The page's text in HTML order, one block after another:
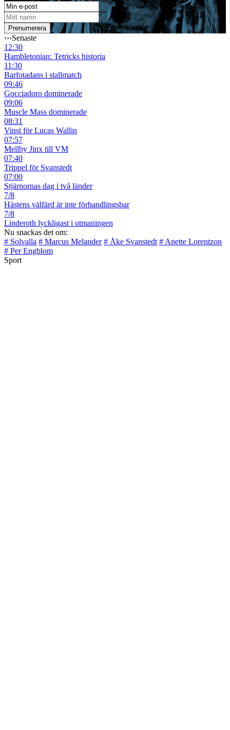
›››Senaste
12:30
Hambletonian: Tetricks historia
11:30
Barfotadans i stallmatch
09:46
Gocciadoro dominerade
09:06
Muscle Mass dominerade
08:31
Vinst för Lucas Wallin
07:57
Mellby Jinx till VM
07:40
Trippel för Svanstedt
07:00
Stjärnornas dag i två länder
7/8
Hästens välfärd är inte förhandlingsbar
7/8
Linderoth lyckligast i utmaningen
Nu snackas det om:
# Solvalla # Marcus Melander # Åke Svanstedt # Anette Lorentzon
# Per Engblom
Sport